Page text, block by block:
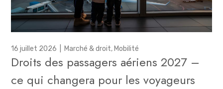
16 juillet 2026 Marché & droit, Mobilité
Droits des passagers aériens 2027 –
ce qui changera pour les voyageurs